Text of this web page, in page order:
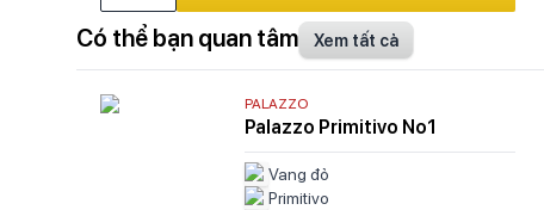
Có thể bạn quan tâm Xem tất cả
PALAZZO
Palazzo Primitivo No1
Vang đỏ
Primitivo